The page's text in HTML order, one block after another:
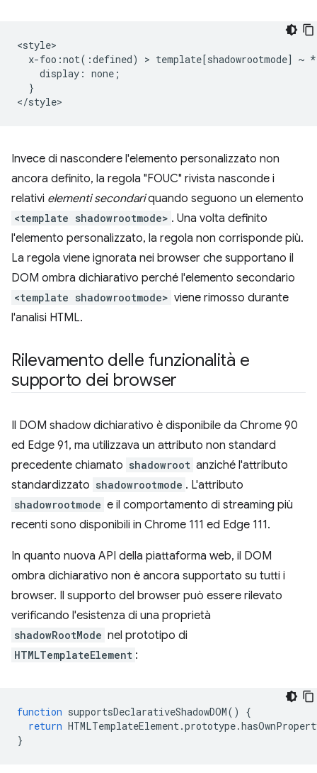
<style>
x-foo:not(:defined) > template[shadowrootmode] ~
    display: none;
  }
Invece di nascondere l'elemento personalizzato non
ancora definito, la regola "FOUC" rivista nasconde i
relativi elementi secondariquando seguono un elemento
<template shadowrootmode> . Una volta definito
l'elemento personalizzato, la regola non corrisponde più.
La regola viene ignorata nei browser che supportano il
DOM ombra dichiarativo perché l'elemento secondario
<template shadowrootmode> viene rimosso durante
l'analisi HTML.
Rilevamento delle funzionalità e
supporto dei browser
Il DOM shadow dichiarativo è disponibile da Chrome 90
ed Edge 91, ma utilizzava un attributo non standard
precedente chiamato shadowroot anziché l'attributo
standardizzato shadowrootmode . L'attributo
shadowrootmode e il comportamento di streaming più
recenti sono disponibili in Chrome 111 ed Edge 111.
In quanto nuova API della piattaforma web, il DOM
ombra dichiarativo non è ancora supportato su tutti i
browser. Il supporto del browser può essere rilevato
verificando l'esistenza di una proprietà
shadowRootMode nel prototipo di
HTMLTemplateElement :
function supportsDeclarativeShadowDOM()
{
return HTMLTemplateElement.prototype.
}